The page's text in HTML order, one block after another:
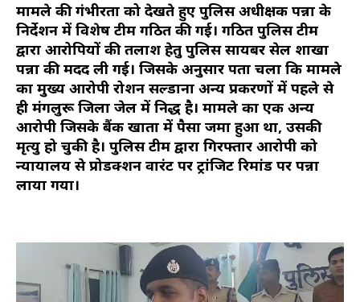
मामले की गंभीरता को देखते हुए पुलिस अधीक्षक पन्ना के
निर्देशन में विशेष टीम गठित की गई। गठित पुलिस टीम
द्वारा आरोपियों की तलाश हेतु पुलिस सायबर सेल शाखा
पन्ना की मदद ली गई। जिसके अनुसार पता चला कि मामले
का मुख्य आरोपी रोशन सल्डाना अन्य प्रकरणों में पहले से
ही मंगलुरू जिला जेल में निरुद्ध है। मामले का एक अन्य
आरोपी जिसके बैंक खाता में पैसा जमा हुआ था, उसकी
मृत्यु हो चुकी है। पुलिस टीम द्वारा गिरफ्तार आरोपी को
न्यायालय से प्रोडक्शन वारंट पर ट्रांजिट रिमांड पर पन्ना
लाया गया।